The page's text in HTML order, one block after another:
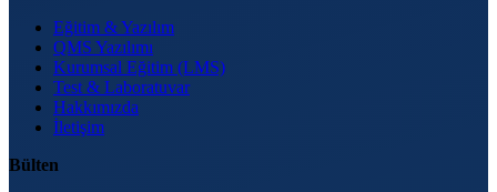
Eğitim & Yazılım
QMS Yazılımı
Kurumsal Eğitim (LMS)
Test & Laboratuvar
Hakkımızda
İletişim
Bülten